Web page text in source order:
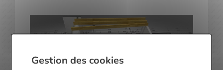
Gestion des cookies